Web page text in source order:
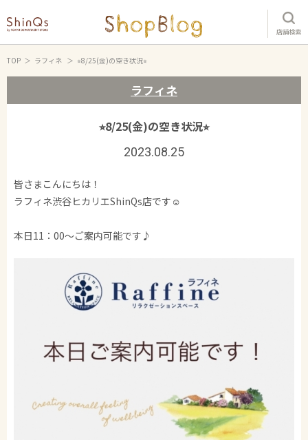
店舗検索
TOP ラフィネ ⭐︎8/25(金)の空き状況⭐︎
ラフィネ
⭐︎8/25(金)の空き状況⭐︎
2023.08.25
皆さまこんにちは！
ラフィネ渋谷ヒカリエShinQs店です☺︎
本日11：00〜ご案内可能です♪